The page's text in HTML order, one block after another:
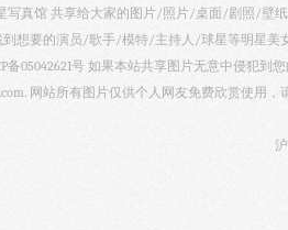
写真馆 共享给大家的图片/照片/桌面/剧照/壁
到想要的演员/歌手/模特/主持人/球星等明星美
备05042621号 如果本站共享图片无意中侵犯到
网站所有图片仅供个人网友免费欣赏使用